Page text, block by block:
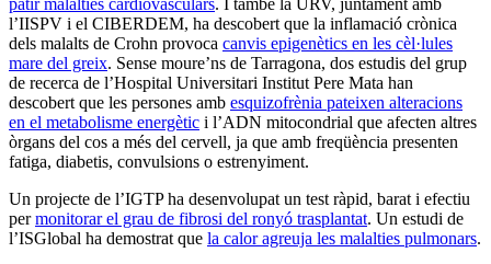
l’IISPV i el CIBERDEM, ha descobert que la inflamació crònica
dels malalts de Crohn provoca canvis epigenètics en les cèl·lules
mare del greix. Sense moure’ns de Tarragona, dos estudis del grup
de recerca de l’Hospital Universitari Institut Pere Mata han
descobert que les persones amb esquizofrènia pateixen alteracions
en el metabolisme energètic i l’ADN mitocondrial que afecten altres
òrgans del cos a més del cervell, ja que amb freqüència presenten
fatiga, diabetis, convulsions o estrenyiment.
Un projecte de l’IGTP ha desenvolupat un test ràpid, barat i efectiu
permonitorar el grau de fibrosi del ronyó trasplantat. Un estudi de
l’ISGlobal ha demostrat que la calor agreuja les malalties pulmonars.